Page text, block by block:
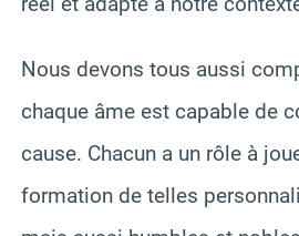
Nous devons tous aussi
chaque âme est capable de
cause. Chacun a un rôle à
formation de telles